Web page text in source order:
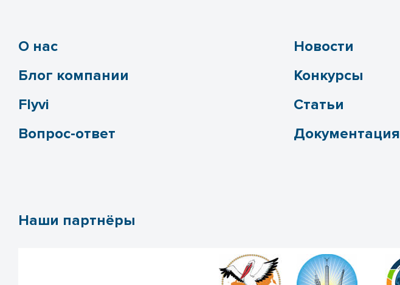
О нас
Блог компании
Flyvi
Вопрос-ответ
Новости
Конкурсы
Статьи
Документация
Наши партнёры